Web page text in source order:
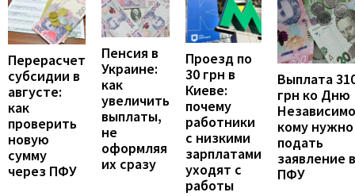
Перерасчет
субсидии в
августе:
как
проверить
новую
сумму
через ПФУ
Пенсия в
Украине:
как
увеличить
выплаты,
не
оформляя
их сразу
Проезд по
30 грн в
Киеве:
почему
работники
с низкими
зарплатами
уходят с
работы
Выплата
грн ко Дню
кому нужно
подать
заявление в
ПФУ